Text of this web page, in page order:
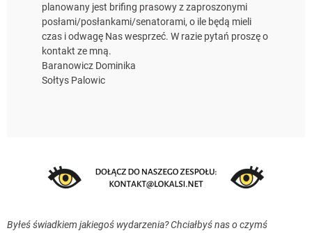
planowany jest brifing prasowy z zaproszonymi
posłami/posłankami/senatorami, o ile będą mieli
czas i odwagę Nas wesprzeć. W razie pytań proszę o
kontakt ze mną.
Baranowicz Dominika
Sołtys Palowic
Byłeś świadkiem jakiegoś wydarzenia? Chciałbyś nas o czymś